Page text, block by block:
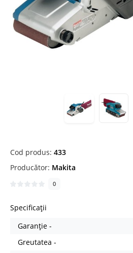
Cod produs: 433
Producător: Makita
0
Specificații
Garanție -
Greutatea -